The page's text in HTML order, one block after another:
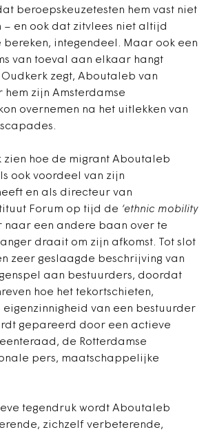
beroepskeuzetesten hem vast niet
– en ook dat zitvlees niet altijd
bereken, integendeel. Maar ook een
van toeval aan elkaar hangt
zegt, Aboutaleb van
zijn Amsterdamse
overnemen na het uitlekken van
zien hoe de migrant Aboutaleb
ook voordeel van zijn
en als directeur van
Forum op tijd de ‘ethnic mobility
naar een andere baan over te
draait om zijn afkomst. Tot slot
zeer geslaagde beschrijving van
aan bestuurders, doordat
hoe het tekortschieten,
van een bestuurder
gepareerd door een actieve
de Rotterdamse
pers, maatschappelijke
tegendruk wordt Aboutaleb
zichzelf verbeterende,